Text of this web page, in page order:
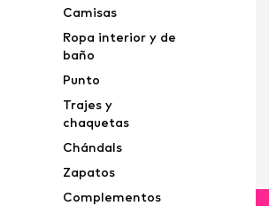
Camisas
Ropa interior y de
baño
Punto
Trajes y
chaquetas
Chándals
Zapatos
Complementos